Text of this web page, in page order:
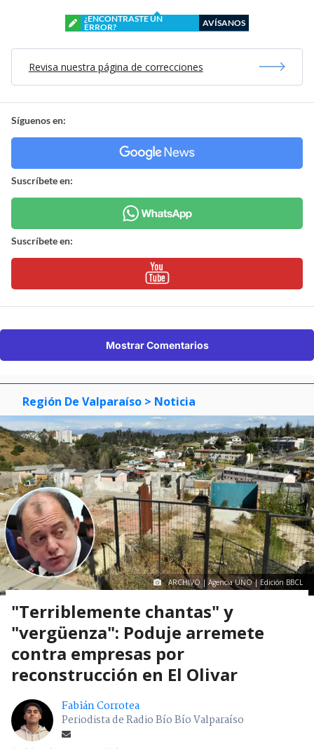
¿ENCONTRASTE UN
ERROR?
AVÍSANOS
Revisa nuestra página de correcciones
Síguenos en:
Suscríbete en:
Suscríbete en:
Mostrar Comentarios
Región De Valparaíso > Noticia
ARCHIVO | Agencia UNO | Edición BBCL
"Terriblemente chantas" y
"vergüenza": Poduje arremete
contra empresas por
reconstrucción en El Olivar
Fabián Corrotea
Periodista de Radio Bío Bío Valparaíso